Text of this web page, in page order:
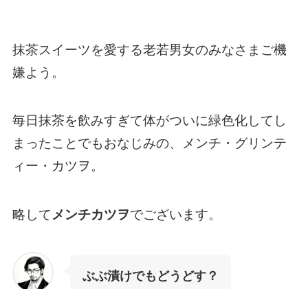
抹茶スイーツを愛する老若男女のみなさまご機
嫌よう。
毎日抹茶を飲みすぎて体がついに緑色化してし
まったことでもおなじみの、メンチ・グリンテ
ィー・カツヲ。
略して メンチカツヲでございます。
ぶぶ漬けでもどうどす？